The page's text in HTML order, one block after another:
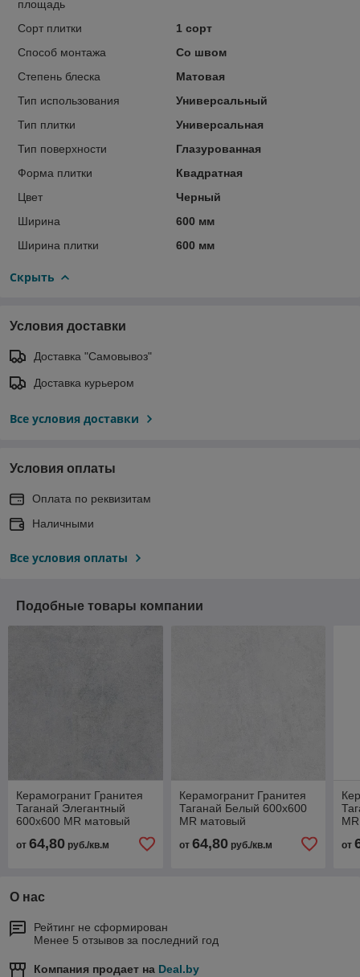
площадь
Сорт плитки
1 сорт
Способ монтажа
Со швом
Степень блеска
Матовая
Тип использования
Универсальный
Тип плитки
Универсальная
Тип поверхности
Глазурованная
Форма плитки
Квадратная
Цвет
Черный
Ширина
600 мм
Ширина плитки
600 мм
Скрыть
Условия доставки
Доставка "Самовывоз"
Доставка курьером
Все условия доставки
Условия оплаты
Оплата по реквизитам
Наличными
Все условия оплаты
Подобные товары компании
Керамогранит Гранитея
Таганай Элегантный
600х600 MR матовый
от 64,80 руб./кв.м
Керамогранит Гранитея
Таганай Белый 600х600
MR матовый
от 64,80руб./кв.м от
О нас
Рейтинг не сформирован
Менее 5 отзывов за последний год
Компания продает на Deal.by